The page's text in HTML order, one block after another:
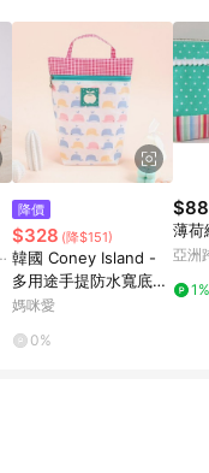
降價
$328 (降$151)
韓國 Coney Island -
多用途手提防水寬底收
納袋-糖果鯨魚 (20.5X
媽咪愛
0%
薄荷
亞洲
1%